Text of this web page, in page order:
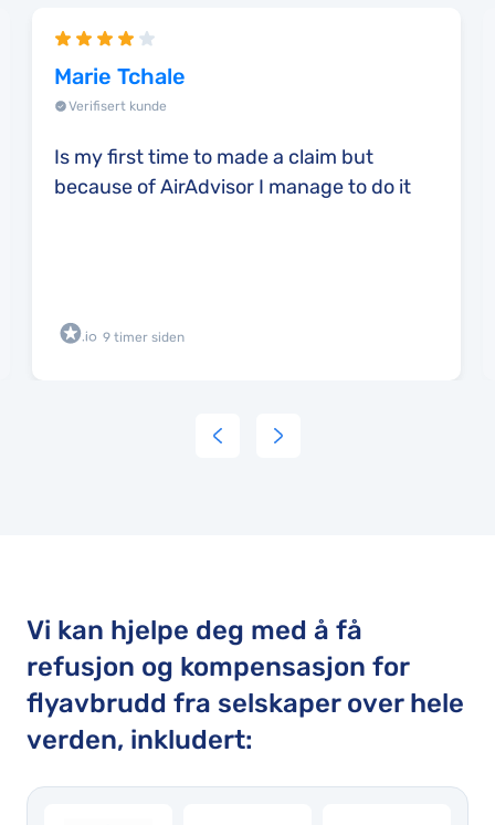
Marie Tchale
Verifisert kunde
Is my first time to made a claim but
because of AirAdvisor I manage to do it
9 timer siden
Vi kan hjelpe deg med å få
refusjon og kompensasjon for
flyavbrudd fra selskaper over hele
verden, inkludert: